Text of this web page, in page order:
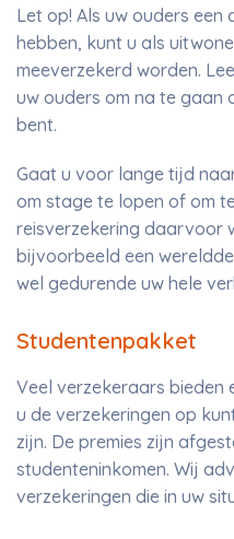
Let op! Als uw ouders
hebben, kunt u als
meeverzekerd worden.
uw ouders om na te gaan
bent.
Gaat u voor lange tijd
om stage te lopen of om
reisverzekering daarvoor
bijvoorbeeld een
wel gedurende uw hele
Studentenpakket
Veel verzekeraars bieden
u de verzekeringen op
zijn. De premies zijn
studenteninkomen. Wij
verzekeringen die in uw